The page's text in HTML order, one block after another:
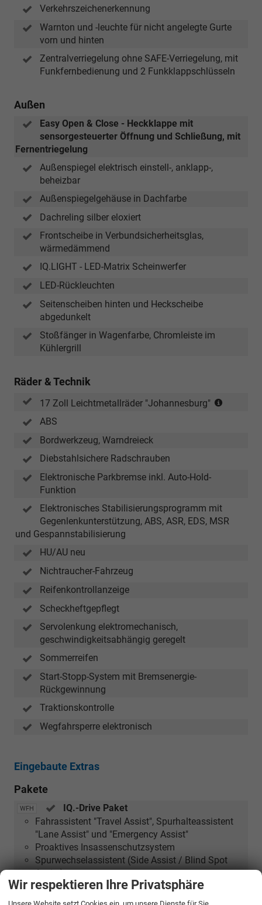
Verkehrszeichenerkennung
Warnton und -leuchte für nicht angelegte Gurte
vorn und hinten
Zentralverriegelung ohne SAFE-Verriegelung, mit
Funkfernbedienung und 2 Funkklappschlüsseln
Außen
Easy Open & Close - Heckklappe mit
sensorgesteuerter Öffnung und Schließung, mit
Fernentriegelung
Außenspiegel elektrisch einstell-, anklapp-,
beheizbar
Außenspiegelgehäuse in Dachfarbe
Dachreling silber eloxiert
Frontscheibe in Verbundsicherheitsglas,
wärmedämmend
IQ.LIGHT - LED-Matrix Scheinwerfer
LED-Rückleuchten
Seitenscheiben hinten und Heckscheibe
abgedunkelt
Stoßfänger in Wagenfarbe, Chromleiste im
Kühlergrill
Räder & Technik
17 Zoll Leichtmetallräder "Johannesburg"
ABS
Bordwerkzeug, Warndreieck
Diebstahlsichere Radschrauben
Elektronische Parkbremse inkl. Auto-Hold-
Funktion
Elektronisches Stabilisierungsprogramm mit
Gegenlenkunterstützung, ABS, ASR, EDS, MSR
und Gespannstabilisierung
HU/AU neu
Nichtraucher-Fahrzeug
Reifenkontrollanzeige
Scheckheftgepflegt
Servolenkung elektromechanisch,
geschwindigkeitsabhängig geregelt
Sommerreifen
Start-Stopp-System mit Bremsenergie-
Rückgewinnung
Traktionskontrolle
Wegfahrsperre elektronisch
Eingebaute Extras
Pakete
WFH
IQ.-Drive Paket
Fahrassistent "Travel Assist", Spurhalteassistent
"Lane Assist" und "Emergency Assist"
Proaktives Insassenschutzsystem
Spurwechselassistent (Side Assist / Blind Spot
Assist)
WW3
Winter-Paket
Wir respektieren Ihre Privatsphäre
Unsere Website setzt Cookies ein, um unsere Dienste für Sie